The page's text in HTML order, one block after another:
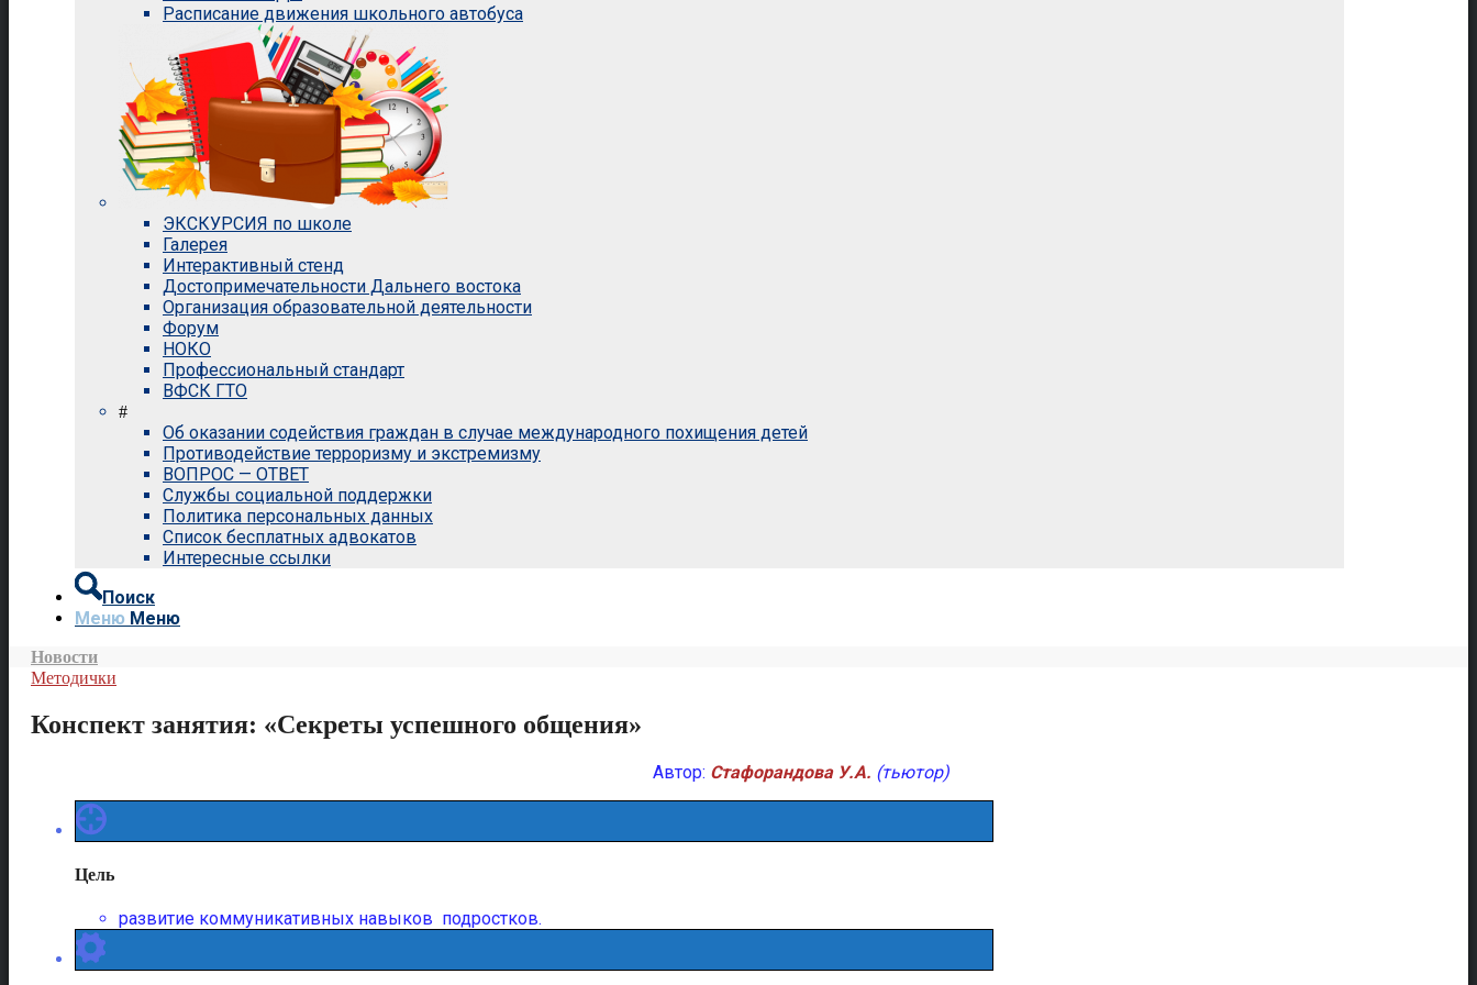
Расписание движения школьного автобуса
ЭКСКУРСИЯ по школе
Галерея
Интерактивный стенд
Достопримечательности Дальнего востока
Организация образовательной деятельности
Форум
НОКО
Профессиональный стандарт
ВФСК ГТО
#
Об оказании содействия граждан в случае международного похищения детей
Противодействие терроризму и экстремизму
ВОПРОС — ОТВЕТ
Службы социальной поддержки
Политика персональных данных
Список бесплатных адвокатов
Интересные ссылки
Поиск
Меню Меню
Новости
Методички
Конспект занятия: «Секреты успешного общения»
Автор: Стафорандова У.А. (тьютор)
Цель
развитие коммуникативных навыков подростков.